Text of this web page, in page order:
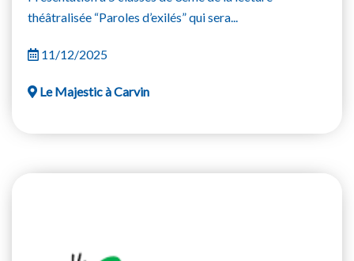
théâtralisée “Paroles d’exilés” qui sera...
11/12/2025
Le Majestic à Carvin